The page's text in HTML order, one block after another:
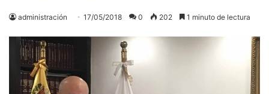
administración 17/05/2018 0 202 1 minuto de lectura